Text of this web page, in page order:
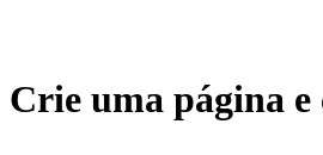
Crie uma página